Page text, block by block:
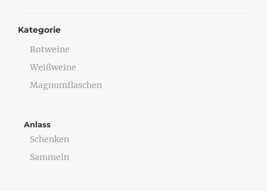
Kategorie
Rotweine
Weißweine
Magnumflaschen
Anlass
Schenken
Sammeln